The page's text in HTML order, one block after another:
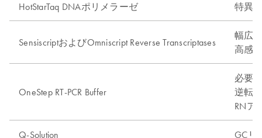
HotStarTaq DNAポリメラーゼ 特異
SensiscriptおよびOmniscript Reverse Transcriptases
幅広
高感
OneStep RT-PCR Buffer
必要
逆転
RNア
Q-Solution GCリ